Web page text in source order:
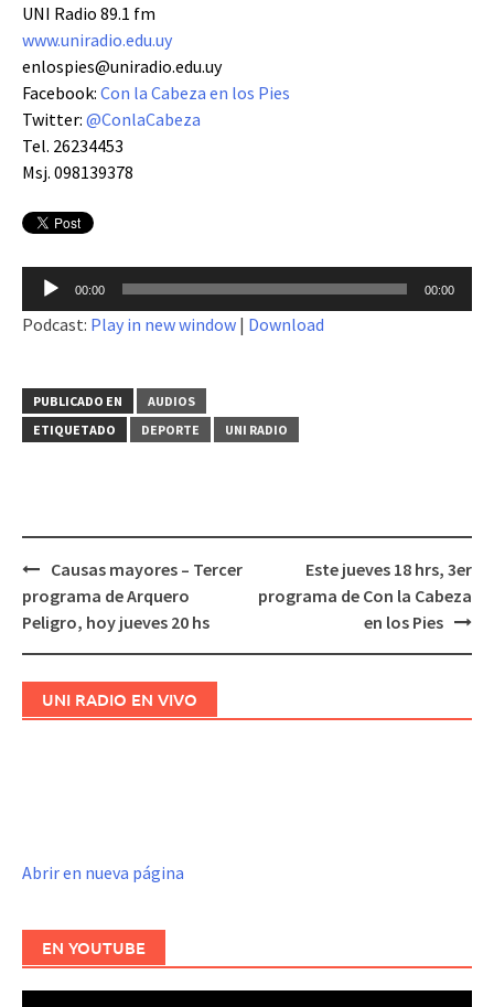
UNI Radio 89.1 fm
www.uniradio.edu.uy
enlospies@uniradio.edu.uy
Facebook: Con la Cabeza en los Pies
Twitter: @ConlaCabeza
Tel. 26234453
Msj. 098139378
Reproductor
de
audio
00:00 00:00
Podcast: Play in new window | Download
PUBLICADO EN
AUDIOS
ETIQUETADO
DEPORTE UNI RADIO
Navegación
de
entradas
Causas mayores – Tercer
programa de Arquero
Peligro, hoy jueves 20 hs
Este jueves 18 hrs, 3er
programa de Con la Cabeza
en los Pies
UNI RADIO EN VIVO
Abrir en nueva página
EN YOUTUBE